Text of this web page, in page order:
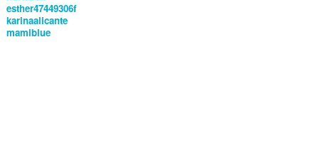
esther47449306f
karinaalicante
mamiblue